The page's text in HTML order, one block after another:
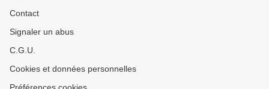
Contact
Signaler un abus
C.G.U.
Cookies et données personnelles